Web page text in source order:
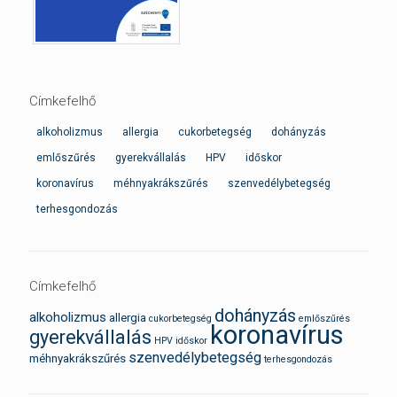
Címkefelhő
alkoholizmus allergia cukorbetegség dohányzás
emlőszűrés gyerekvállalás HPV időskor
koronavírus méhnyakrákszűrés szenvedélybetegség
terhesgondozás
Címkefelhő
alkoholizmus allergia cukorbetegség dohányzás emlőszűrés
gyerekvállalás HPV időskor koronavírus
méhnyakrákszűrés szenvedélybetegség terhesgondozás